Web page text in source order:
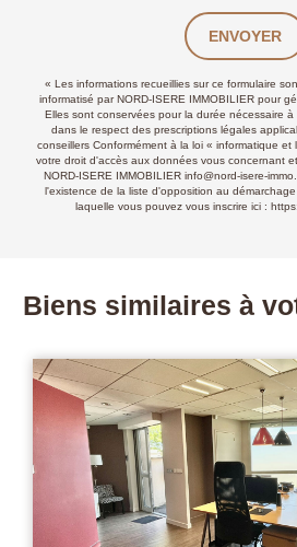
ENVOYER
« Les informations recueillies sur ce formulaire
informatisé par NORD-ISERE IMMOBILIER pour
Elles sont conservées pour la durée nécessaire
dans le respect des prescriptions légales
conseillers Conformément à la loi « informatique
votre droit d'accès aux données vous concernant
NORD-ISERE IMMOBILIER info@nord-isere-
l'existence de la liste d'opposition au
laquelle vous pouvez vous inscrire ici :
Biens similaires à